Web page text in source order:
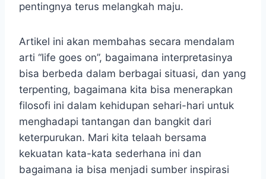
pentingnya terus melangkah maju.
Artikel ini akan membahas secara mendalam
arti “life goes on”, bagaimana interpretasinya
bisa berbeda dalam berbagai situasi, dan yang
terpenting, bagaimana kita bisa menerapkan
filosofi ini dalam kehidupan sehari-hari untuk
menghadapi tantangan dan bangkit dari
keterpurukan. Mari kita telaah bersama
kekuatan kata-kata sederhana ini dan
bagaimana ia bisa menjadi sumber inspirasi